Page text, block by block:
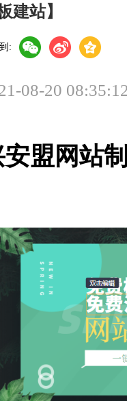
建站】
:
08-20
安盟网站